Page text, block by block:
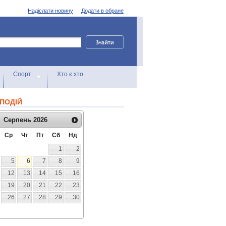
Додати в обране
Надіслати новину
Спорт Хто є хто
Серпень 2026
Ср Чт Пт Сб
Нд
1
2
5 6 7 8
9
12 13 14 15
16
19 20 21 22
23
26 27 28 29
30